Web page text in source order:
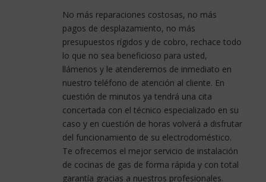
No más reparaciones costosas, no más
pagos de desplazamiento, no más
presupuestos rígidos y de cobro, rechace todo
lo que no sea beneficioso para usted,
llámenos y le atenderemos de inmediato en
nuestro teléfono de atención al cliente. En
cuestión de minutos ya tendrá una cita
concertada con el técnico especializado en su
caso y en cuestión de horas volverá a disfrutar
del funcionamiento de su electrodoméstico.
Te ofrecemos el mejor servicio de instalación
de cocinas de gas de forma rápida y con total
garantía gracias a nuestros profesionales.